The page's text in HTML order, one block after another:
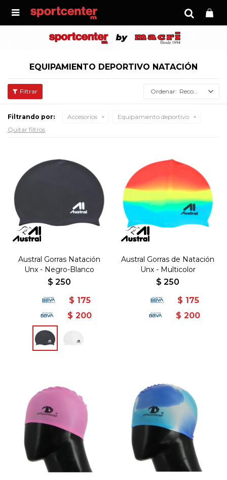

EQUIPAMIENTO DEPORTIVO NATACIÓN
Recomendados
Filtrando por: Accesorios
Equipamiento deportivo
Quitar filtros
Austral Gorras Natación
Unx - Negro-Blanco
$ 250
$ 175
$ 200
Austral Gorras de Natación
Unx - Multicolor
$ 250
$ 175
$ 200